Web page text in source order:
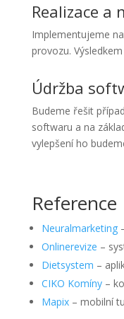
Realizace a
Implementujeme
provozu.
Údržba
Budeme řešit
softwaru a na
vylepšení ho
Reference
Neuralmarketing
Onlinerevize –
Dietsystem –
CIKO Komíny–
Mapix– mobilní